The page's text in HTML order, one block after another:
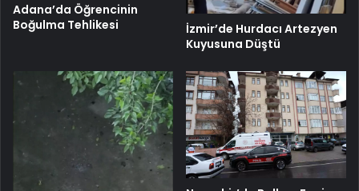
Adana’da Öğrencinin
Boğulma Tehlikesi
İzmir’de Hurdacı Artezyen
Kuyusuna Düştü